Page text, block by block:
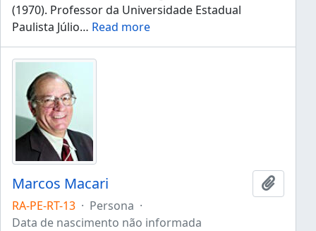
(1970). Professor da Universidade Estadual
Paulista Júlio… Read more
Marcos Macari
Añadir
RA-PE-RT-13 · Persona ·
Data de nascimento não informada